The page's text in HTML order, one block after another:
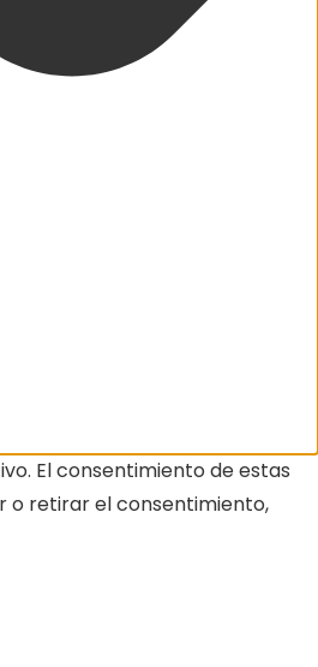
El consentimiento de estas
o retirar el consentimiento,